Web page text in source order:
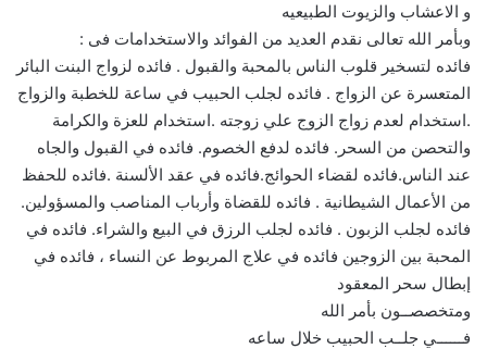
و الاعشاب والزيوت الطبيعيه
وبأمر الله تعالى نقدم العديد من الفوائد والاستخدامات فى :
فائده لتسخير قلوب الناس بالمحبة والقبول . فائده لزواج البنت البائر
المتعسرة عن الزواج . فائده لجلب الحبيب في ساعة للخطبة والزواج
.استخدام لعدم زواج الزوج علي زوجته .استخدام للعزة والكرامة
والتحصن من السحر. فائده لدفع الخصوم. فائده في القبول والجاه
عند الناس.فائده لقضاء الحوائج.فائده في عقد الألسنة .فائده للحفظ
من الأعمال الشيطانية . فائده للقضاة وأرباب المناصب والمسؤولين.
فائده لجلب الزبون . فائده لجلب الرزق في البيع والشراء. فائده في
المحبة بين الزوجين فائده في علاج المربوط عن النساء ، فائده في
إبطال سحر المعقود
ومتخصصــون بأمر الله
فــــــي جلــب الحبيب خلال ساعه